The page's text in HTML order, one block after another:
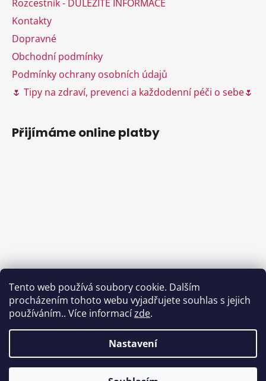
Tento web používá soubory cookie. Dalším
procházením tohoto webu vyjadřujete souhlas s jejich
používáním.. Více informacízde.
Nastavení
Rozcestník - DŮLEŽITÉ INFORMACE
Kontakty
Dopravné
Obchodní podmínky
Podmínky ochrany osobních údajů
🌷 Tipy na zdraví, prevenci a každodenní péči o sebe🌷
Přijímáme online platby